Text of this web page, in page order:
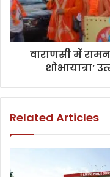
वाराणसी में
शोभायात्रा’
Related Articles